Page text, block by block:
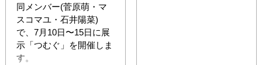
同メンバー(菅原萌・マ
スコマユ・石井陽菜)
で、7月10日〜15日に展
示「つむぐ」を開催しま
す。